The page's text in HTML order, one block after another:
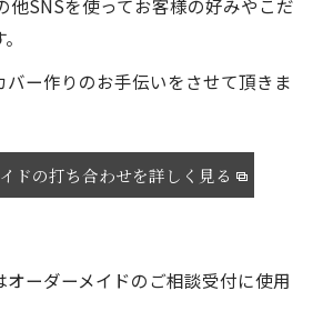
他SNSを使ってお客様の好みやこだ
バー作りのお手伝いをさせて頂きま
ドの打ち合わせを詳しく見る
オーダーメイドのご相談受付に使用